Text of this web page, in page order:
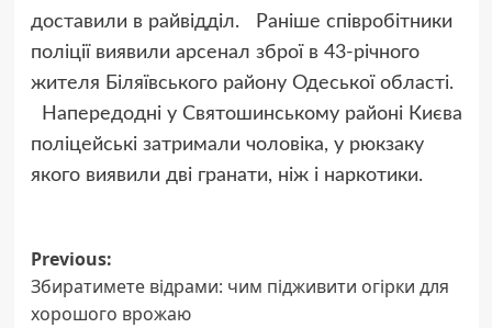
доставили в райвідділ. Раніше співробітники
поліції виявили арсенал зброї в 43-річного
жителя Біляївського району Одеської області.
Напередодні у Святошинському районі Києва
поліцейські затримали чоловіка, у рюкзаку
якого виявили дві гранати, ніж і наркотики.
Post
navigation
Previous:
Збиратимете відрами: чим підживити огірки для
хорошого врожаю